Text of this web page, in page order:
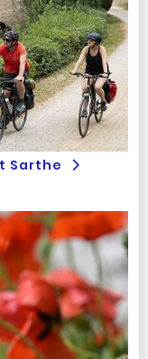
Sarthe